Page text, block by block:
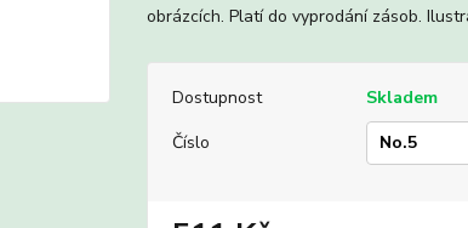
obrázcích. Platí do vyprodání zásob.
Dostupnost
Skladem
Číslo